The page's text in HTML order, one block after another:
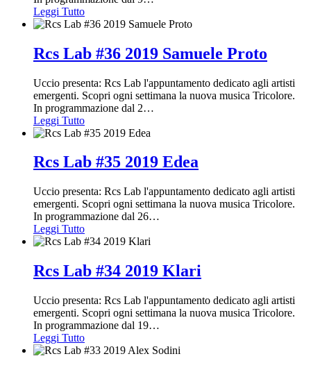
Leggi Tutto
Rcs Lab #36 2019 Samuele Proto
Uccio presenta: Rcs Lab l'appuntamento dedicato agli artisti
emergenti. Scopri ogni settimana la nuova musica Tricolore.
In programmazione dal 2…
Leggi Tutto
Rcs Lab #35 2019 Edea
Uccio presenta: Rcs Lab l'appuntamento dedicato agli artisti
emergenti. Scopri ogni settimana la nuova musica Tricolore.
In programmazione dal 26…
Leggi Tutto
Rcs Lab #34 2019 Klari
Uccio presenta: Rcs Lab l'appuntamento dedicato agli artisti
emergenti. Scopri ogni settimana la nuova musica Tricolore.
In programmazione dal 19…
Leggi Tutto